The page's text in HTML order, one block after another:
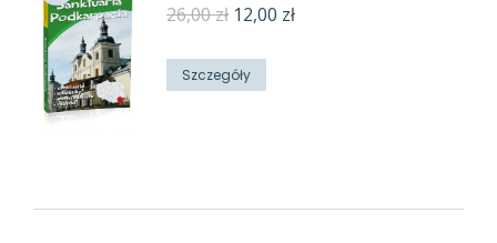
26,00zł Pierwotna
wynosiła:
12,00 złAktualna
Szczegóły